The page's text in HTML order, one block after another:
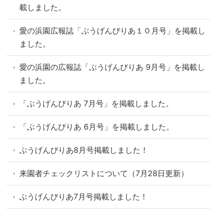
載しました。
愛の浜園広報誌「ぶうげんびりあ１０月号」を掲載し
ました。
愛の浜園の広報誌「ぶうげんびりあ 9月号」を掲載し
ました。
「ぶうげんびりあ 7月号」を掲載しました。
「ぶうげんびりあ 6月号」を掲載しました。
ぶうげんびりあ8月号掲載しました！
来園者チェックリストについて（7月28日更新）
ぶうげんびりあ7月号掲載しました！